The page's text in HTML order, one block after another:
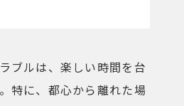
ブルは、楽しい時間を台
特に、都心から離れた場